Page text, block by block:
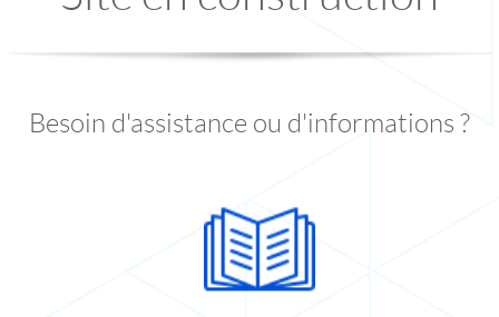
Besoin d'assistance ou d'informations ?